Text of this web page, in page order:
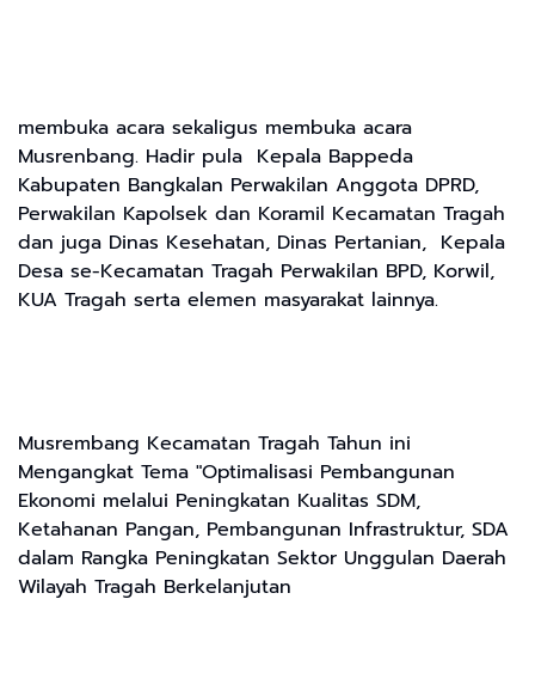
membuka acara sekaligus membuka acara
Musrenbang. Hadir pula Kepala Bappeda
Kabupaten Bangkalan Perwakilan Anggota DPRD,
Perwakilan Kapolsek dan Koramil Kecamatan Tragah
dan juga Dinas Kesehatan, Dinas Pertanian, Kepala
Desa se-Kecamatan Tragah Perwakilan BPD, Korwil,
KUA Tragah serta elemen masyarakat lainnya.
Musrembang Kecamatan Tragah Tahun ini
Mengangkat Tema "Optimalisasi Pembangunan
Ekonomi melalui Peningkatan Kualitas SDM,
Ketahanan Pangan, Pembangunan Infrastruktur, SDA
dalam Rangka Peningkatan Sektor Unggulan Daerah
Wilayah Tragah Berkelanjutan